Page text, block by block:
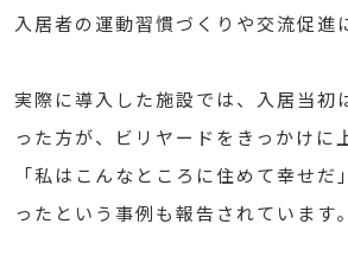
入居者の運動習慣づくりや交流促進
実際に導入した施設では、入居当初
った方が、ビリヤードをきっかけに
「私はこんなところに住めて幸せだ
ったという事例も報告されています。